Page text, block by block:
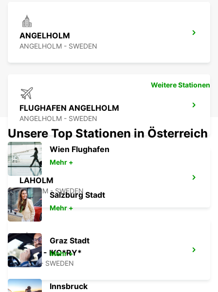
ANGELHOLM
ANGELHOLM - SWEDEN
FLUGHAFEN ANGELHOLM
ANGELHOLM - SWEDEN
LAHOLM
LAHOLM - SWEDEN
LUND - IKC*RY*
LUND - SWEDEN
Weitere Stationen
Unsere Top Stationen in Österreich
Wien Flughafen
Mehr +
Salzburg Stadt
Mehr +
Graz Stadt
Mehr +
Innsbruck